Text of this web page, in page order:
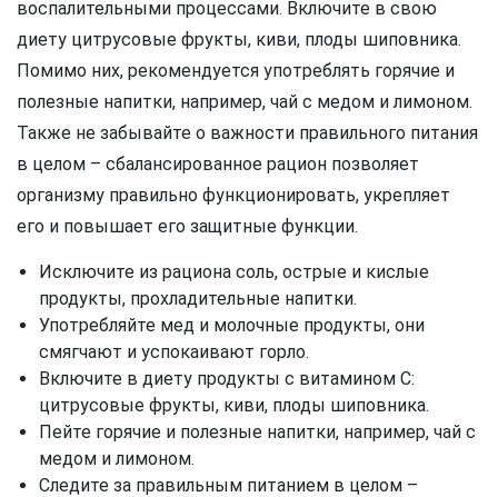
воспалительными процессами. Включите в свою
диету цитрусовые фрукты, киви, плоды шиповника.
Помимо них, рекомендуется употреблять горячие и
полезные напитки, например, чай с медом и лимоном.
Также не забывайте о важности правильного питания
в целом – сбалансированное рацион позволяет
организму правильно функционировать, укрепляет
его и повышает его защитные функции.
Исключите из рациона соль, острые и кислые
продукты, прохладительные напитки.
Употребляйте мед и молочные продукты, они
смягчают и успокаивают горло.
Включите в диету продукты с витамином С:
цитрусовые фрукты, киви, плоды шиповника.
Пейте горячие и полезные напитки, например, чай с
медом и лимоном.
Следите за правильным питанием в целом –